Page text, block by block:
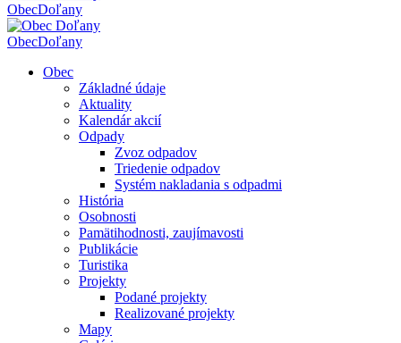
ObecDoľany
ObecDoľany
Obec
Základné údaje
Aktuality
Kalendár akcií
Odpady
Zvoz odpadov
Triedenie odpadov
Systém nakladania s odpadmi
História
Osobnosti
Pamätihodnosti, zaujímavosti
Publikácie
Turistika
Projekty
Podané projekty
Realizované projekty
Mapy